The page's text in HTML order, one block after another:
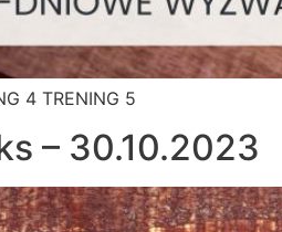
4 TRENING 5
– 30.10.2023